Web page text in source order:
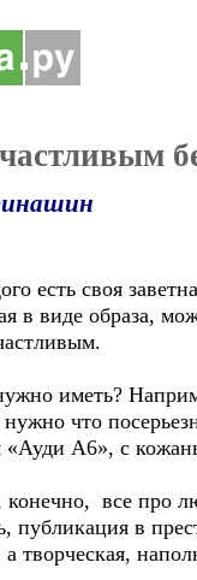
есть своя
в виде образа,
иметь?
что
«Ауди А6», с
конечно, все про
публикация в
а творческая,